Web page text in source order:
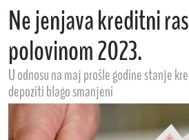
Ne jenjava kreditni
polovinom 2023.
U odnosu na maj prošle godine stanje
depoziti blago smanjeni